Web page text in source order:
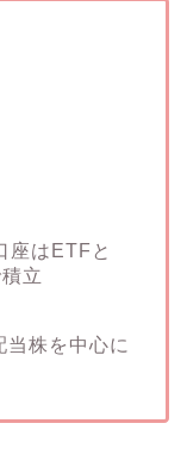
はETFと
立
当株を中心に